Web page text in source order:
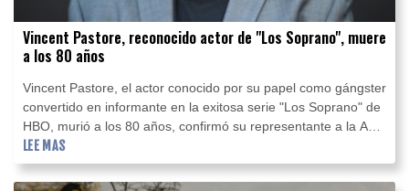
Vincent Pastore, reconocido actor de "Los Soprano", muere
a los 80 años
Vincent Pastore, el actor conocido por su papel como gángster
convertido en informante en la exitosa serie "Los Soprano" de
HBO, murió a los 80 años, confirmó su representante a la AFP
el sábado.
LEE MAS